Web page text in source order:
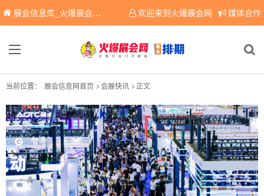
展会信息库_火爆展会网免费展会信息查询平台，提供专业会展服务！ 欢迎来到火爆展会网 媒体合作
当前位置： 展会信息网首页 会展快讯 正文